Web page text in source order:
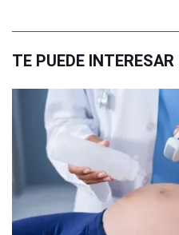
TE PUEDE INTERESAR